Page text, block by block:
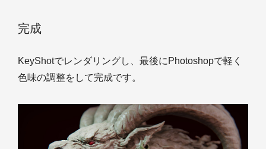
完成
KeyShotでレンダリングし、最後にPhotoshopで軽く
色味の調整をして完成です。